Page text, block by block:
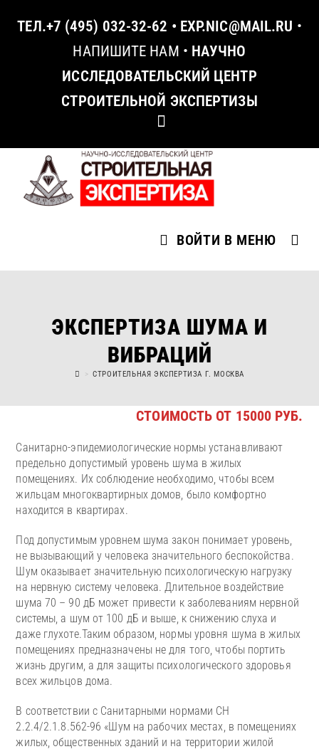
ТЕЛ.+7 (495) 032-32-62 • EXP.NIC@MAIL.RU •
НАПИШИТЕ НАМ • НАУЧНО
ИССЛЕДОВАТЕЛЬСКИЙ ЦЕНТР
СТРОИТЕЛЬНОЙ ЭКСПЕРТИЗЫ
ВОЙТИ В МЕНЮ
ЭКСПЕРТИЗА ШУМА И
ВИБРАЦИЙ
> СТРОИТЕЛЬНАЯ ЭКСПЕРТИЗА Г. МОСКВА
СТОИМОСТЬ ОТ 15000 РУБ.
Санитарно-эпидемиологические нормы устанавливают
предельно допустимый уровень шума в жилых
помещениях. Их соблюдение необходимо, чтобы всем
жильцам многоквартирных домов, было комфортно
находится в квартирах.
Под допустимым уровнем шума закон понимает уровень,
не вызывающий у человека значительного беспокойства.
Шум оказывает значительную психологическую нагрузку
на нервную систему человека. Длительное воздействие
шума 70 – 90 дБ может привести к заболеваниям нервной
системы, а шум от 100 дБ и выше, к снижению слуха и
даже глухоте.Таким образом, нормы уровня шума в жилых
помещениях предназначены не для того, чтобы портить
жизнь другим, а для защиты психологического здоровья
всех жильцов дома.
В соответствии с Санитарными нормами СН
2.2.4/2.1.8.562-96 «Шум на рабочих местах, в помещениях
жилых, общественных зданий и на территории жилой